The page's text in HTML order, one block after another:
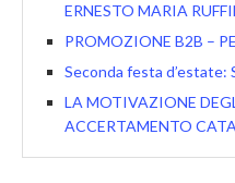
ERNESTO MARIA
PROMOZIONE B2B –
Seconda festa d’estate:
LA MOTIVAZIONE
ACCERTAMENTO